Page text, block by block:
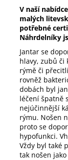
V naší
malých
potřebné
Náhrdelníky
Jantar se
hlavy, zubů či
rýmě či
rovněž
dobách byl
léčení špatně
nejúčinnější
rýmu. Nošen
proto se
hypofunkci.
Vždy byl také
tak nošen